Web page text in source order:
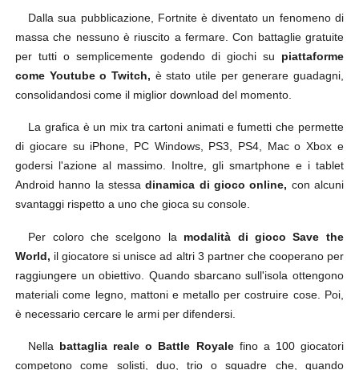
Dalla sua pubblicazione, Fortnite è diventato un fenomeno di
massa che nessuno è riuscito a fermare. Con battaglie gratuite
per tutti o semplicemente godendo di giochi su piattaforme
come Youtube o Twitch, è stato utile per generare guadagni,
consolidandosi come il miglior download del momento.
La grafica è un mix tra cartoni animati e fumetti che permette
di giocare su iPhone, PC Windows, PS3, PS4, Mac o Xbox e
godersi l'azione al massimo. Inoltre, gli smartphone e i tablet
Android hanno la stessadinamica di gioco online, con alcuni
svantaggi rispetto a uno che gioca su console.
Per coloro che scelgono la modalità di gioco Save the
World, il giocatore si unisce ad altri 3 partner che cooperano per
raggiungere un obiettivo. Quando sbarcano sull'isola ottengono
materiali come legno, mattoni e metallo per costruire cose. Poi,
è necessario cercare le armi per difendersi.
Nella battaglia reale o Battle Royale fino a 100 giocatori
competono come solisti, duo, trio o squadre che, quando